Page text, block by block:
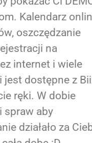
Kalendarz
oszczędzanie
na
internet i wiele
jest dostępne z
ręki. W dobie
spraw aby
działało za